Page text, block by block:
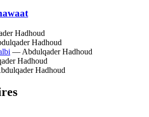
Hadhoud
Hadhoud
— Abdulqader Hadhoud
Hadhoud
Hadhoud